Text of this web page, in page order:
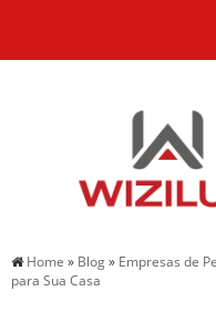
Home » Blog» Empresas de
para Sua Casa